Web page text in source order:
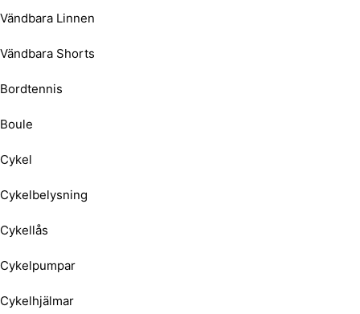
Vändbara Linnen
Vändbara Shorts
Bordtennis
Boule
Cykel
Cykelbelysning
Cykellås
Cykelpumpar
Cykelhjälmar